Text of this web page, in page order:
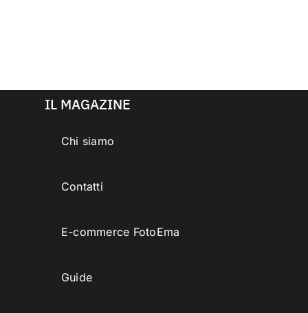
IL MAGAZINE
Chi siamo
Contatti
E-commerce FotoEma
Guide